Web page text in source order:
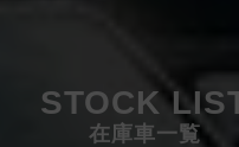
STOCK
在庫車一覧